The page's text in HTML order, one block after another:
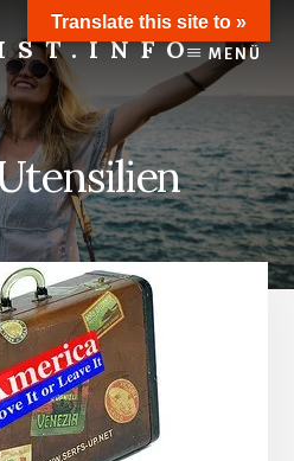
MENÜ
Translate this site to »